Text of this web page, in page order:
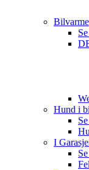
Bilvarme
Hund i
I